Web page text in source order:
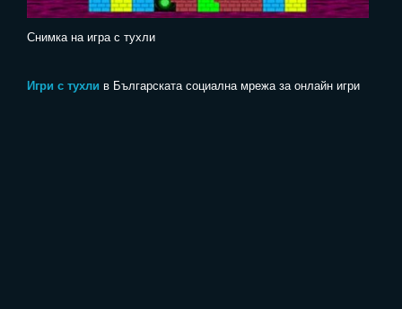
Снимка на игра с тухли
Игри с тухли в Българската социална мрежа за онлайн игри